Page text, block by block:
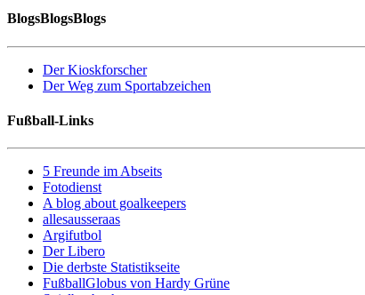
BlogsBlogsBlogs
Der Kioskforscher
Der Weg zum Sportabzeichen
Fußball-Links
5 Freunde im Abseits
Fotodienst
A blog about goalkeepers
allesausseraas
Argifutbol
Der Libero
Die derbste Statistikseite
FußballGlobus von Hardy Grüne